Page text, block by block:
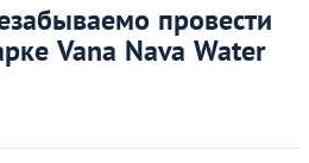
провести
Vana Nava Water